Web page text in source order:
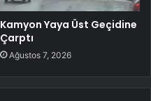
Kamyon Yaya Üst Geçidine
Çarptı
Ağustos 7, 2026